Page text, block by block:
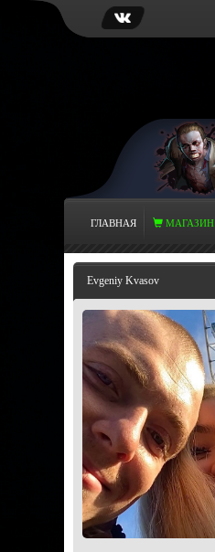
ГЛАВНАЯ МАГАЗИН
Evgeniy Kvasov